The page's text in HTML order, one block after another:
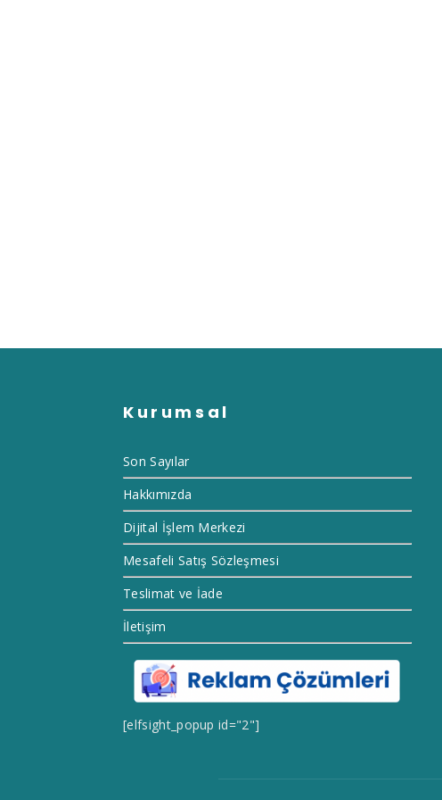
Kurumsal
Son Sayılar
Hakkımızda
Dijital İşlem Merkezi
Mesafeli Satış Sözleşmesi
Teslimat ve İade
İletişim
[elfsight_popup id="2"]